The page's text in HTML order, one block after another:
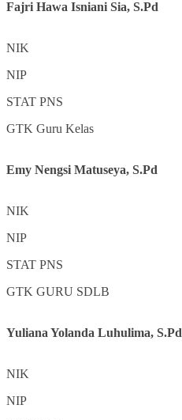
Fajri Hawa Isniani Sia, S.Pd
NIK
NIP
STAT PNS
GTK Guru Kelas
Emy Nengsi Matuseya, S.Pd
NIK
NIP
STAT PNS
GTK GURU SDLB
Yuliana Yolanda Luhulima, S.Pd
NIK
NIP